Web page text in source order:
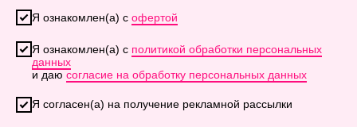
Я ознакомлен(а) с офертой
Я ознакомлен(а) с политикой обработки персональных
данных
и даюсогласие на обработку персональных данных
Я согласен(а) на получение рекламной рассылки